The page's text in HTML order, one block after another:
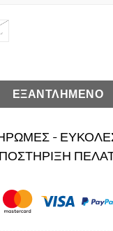
Emma Σακάκι &
ΕΞΑΝΤΛΗΜΕΝΟ
-